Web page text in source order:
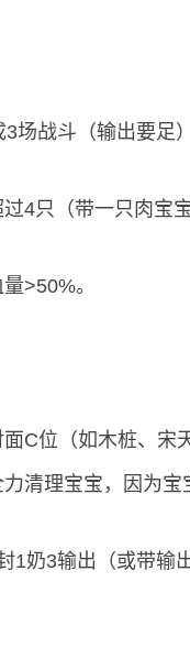
场战斗（输出要足）
4只（带一只肉宝宝
>50%。
C位（如木桩、宋
清理宝宝，因为宝
1奶3输出（或带输